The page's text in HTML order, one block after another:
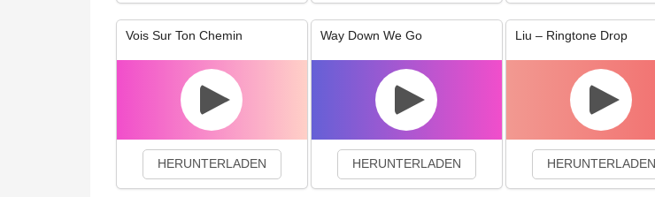
Vois Sur Ton Chemin
HERUNTERLADEN
Way Down We Go
HERUNTERLADEN
Liu – Ringtone Drop
HERUNTERLADEN